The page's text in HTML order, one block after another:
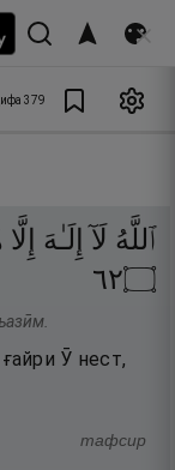
379
ٱللَّهُ لَآ إِلَـٰهَ إِلَّا
۝٢٦
Ӯ нест,
тафсир